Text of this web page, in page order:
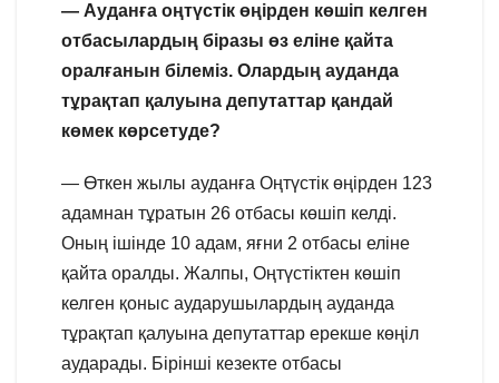
— Ауданға оңтүстік өңірден көшіп келген
отбасылардың біразы өз еліне қайта
оралғанын білеміз. Олардың ауданда
тұрақтап қалуына депутаттар қандай
көмек көрсетуде?
— Өткен жылы ауданға Оңтүстік өңірден 123
адамнан тұратын 26 отбасы көшіп келді.
Оның ішінде 10 адам, яғни 2 отбасы еліне
қайта оралды. Жалпы, Оңтүстіктен көшіп
келген қоныс аударушылардың ауданда
тұрақтап қалуына депутаттар ерекше көңіл
аударады. Бірінші кезекте отбасы